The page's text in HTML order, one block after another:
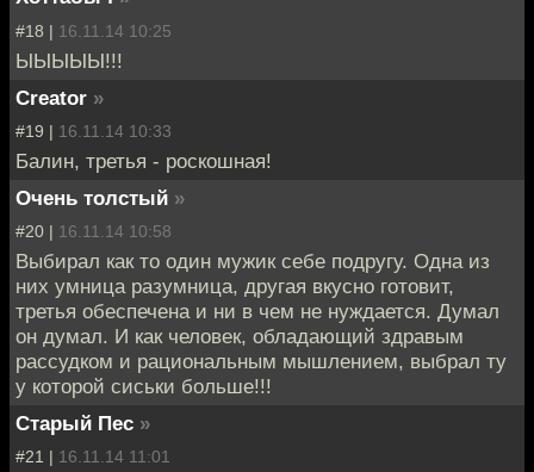
#18 | 16.11.14 10:25
ЫЫЫЫЫ!!!
Creator »
#19 | 16.11.14 10:33
Балин, третья - роскошная!
Очень толстый »
#20 | 16.11.14 10:58
Выбирал как то один мужик себе подругу. Одна из
них умница разумница, другая вкусно готовит,
третья обеспечена и ни в чем не нуждается. Думал
он думал. И как человек, обладающий здравым
рассудком и рациональным мышлением, выбрал ту
у которой сиськи больше!!!
Старый Пес »
#21 | 16.11.14 11:01